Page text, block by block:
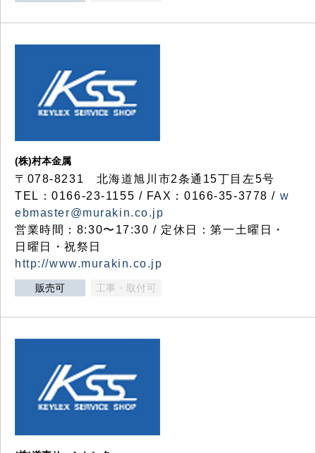
(株)村本金属
〒078-8231 北海道旭川市2条通15丁目左5号
TEL：0166-23-1155 / FAX：0166-35-3778 / w
ebmaster@murakin.co.jp
営業時間：8:30〜17:30 / 定休日：第一土曜日・
日曜日・祝祭日
http://www.murakin.co.jp
販売可 工事・取付可